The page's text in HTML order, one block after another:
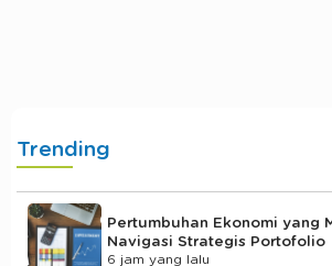
Trending
Pertumbuhan Ekonomi yang
Navigasi Strategis Portofolio
6 jam yang lalu